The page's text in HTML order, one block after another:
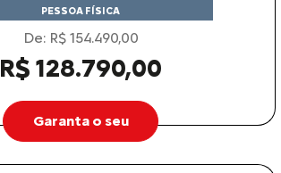
PESSOA FÍSICA
De: R$ 154.490,00
R$ 128.790,00
Garanta o seu